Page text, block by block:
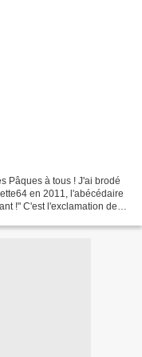
Pâques à tous ! J'ai brodé
en 2011, l'abécédaire
!" C'est l'exclamation des